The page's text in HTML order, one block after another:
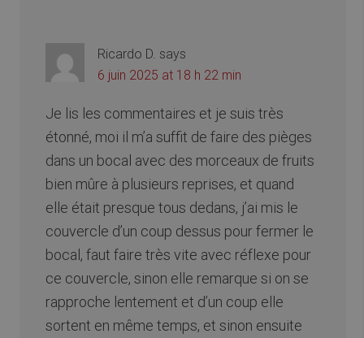
Ricardo D. says
6 juin 2025 at 18 h 22 min
Je lis les commentaires et je suis très
étonné, moi il m’a suffit de faire des pièges
dans un bocal avec des morceaux de fruits
bien mûre à plusieurs reprises, et quand
elle était presque tous dedans, j’ai mis le
couvercle d’un coup dessus pour fermer le
bocal, faut faire très vite avec réflexe pour
ce couvercle, sinon elle remarque si on se
rapproche lentement et d’un coup elle
sortent en même temps, et sinon ensuite